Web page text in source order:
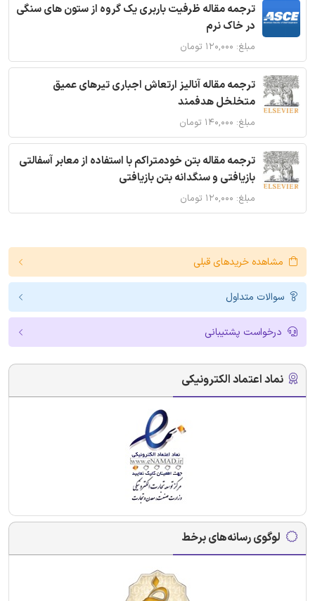
ترجمه مقاله ظرفیت باربری یک گروه از ستون های سنگی
در خاک نرم
مبلغ: ۱۲۰,۰۰۰ تومان
ترجمه مقاله آنالیز ارتعاش اجباری تیرهای عمیق
متخلخل هدفمند
مبلغ: ۱۴۰,۰۰۰ تومان
ترجمه مقاله بتن خودمتراکم با استفاده از معابر آسفالتی
بازیافتی و سنگدانه بتن بازیافتی
مبلغ: ۱۲۰,۰۰۰ تومان
مشاهده خریدهای قبلی
سوالات متداول
درخواست پشتیبانی
نماد اعتماد الکترونیکی
لوگوی رسانه‌های برخط